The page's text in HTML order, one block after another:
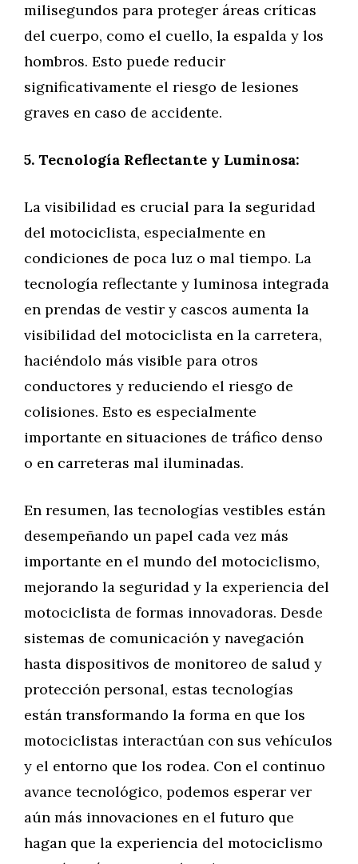
milisegundos para proteger áreas críticas
del cuerpo, como el cuello, la espalda y los
hombros. Esto puede reducir
significativamente el riesgo de lesiones
graves en caso de accidente.
5. Tecnología Reflectante y Luminosa:
La visibilidad es crucial para la seguridad
del motociclista, especialmente en
condiciones de poca luz o mal tiempo. La
tecnología reflectante y luminosa integrada
en prendas de vestir y cascos aumenta la
visibilidad del motociclista en la carretera,
haciéndolo más visible para otros
conductores y reduciendo el riesgo de
colisiones. Esto es especialmente
importante en situaciones de tráfico denso
o en carreteras mal iluminadas.
En resumen, las tecnologías vestibles están
desempeñando un papel cada vez más
importante en el mundo del motociclismo,
mejorando la seguridad y la experiencia del
motociclista de formas innovadoras. Desde
sistemas de comunicación y navegación
hasta dispositivos de monitoreo de salud y
protección personal, estas tecnologías
están transformando la forma en que los
motociclistas interactúan con sus vehículos
y el entorno que los rodea. Con el continuo
avance tecnológico, podemos esperar ver
aún más innovaciones en el futuro que
hagan que la experiencia del motociclismo